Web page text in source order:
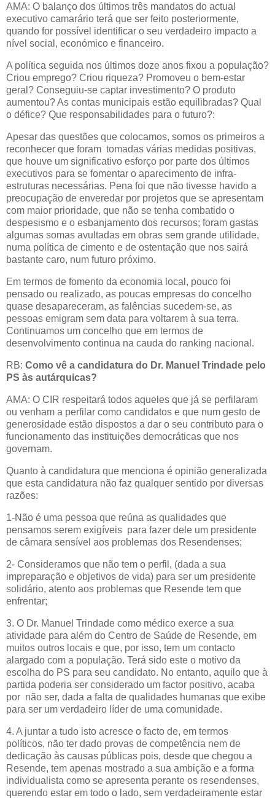
AMA: O balanço dos últimos três mandatos do actual
executivo camarário terá que ser feito posteriormente,
quando for possível identificar o seu verdadeiro impacto a
nível social, económico e financeiro.
A política seguida nos últimos doze anos fixou a população?
Criou emprego? Criou riqueza? Promoveu o bem-estar
geral? Conseguiu-se captar investimento? O produto
aumentou? As contas municipais estão equilibradas? Qual
o défice? Que responsabilidades para o futuro?:
Apesar das questões que colocamos, somos os primeiros a
reconhecer que foram tomadas várias medidas positivas,
que houve um significativo esforço por parte dos últimos
executivos para se fomentar o aparecimento de infra-
estruturas necessárias. Pena foi que não tivesse havido a
preocupação de enveredar por projetos que se apresentam
com maior prioridade, que não se tenha combatido o
despesismo e o esbanjamento dos recursos; foram gastas
algumas somas avultadas em obras sem grande utilidade,
numa política de cimento e de ostentação que nos sairá
bastante caro, num futuro próximo.
Em termos de fomento da economia local, pouco foi
pensado ou realizado, as poucas empresas do concelho
quase desapareceram, as falências sucedem-se, as
pessoas emigram sem data para voltarem à sua terra.
Continuamos um concelho que em termos de
desenvolvimento continua na cauda do ranking nacional.
RB: Como vê a candidatura do Dr. Manuel Trindade pelo
PS às autárquicas?
AMA: O CIR respeitará todos aqueles que já se perfilaram
ou venham a perfilar como candidatos e que num gesto de
generosidade estão dispostos a dar o seu contributo para o
funcionamento das instituições democráticas que nos
governam.
Quanto à candidatura que menciona é opinião generalizada
que esta candidatura não faz qualquer sentido por diversas
razões:
1-Não é uma pessoa que reúna as qualidades que
pensamos serem exigíveis para fazer dele um presidente
de câmara sensível aos problemas dos Resendenses;
2- Consideramos que não tem o perfil, (dada a sua
impreparação e objetivos de vida) para ser um presidente
solidário, atento aos problemas que Resende tem que
enfrentar;
3. O Dr. Manuel Trindade como médico exerce a sua
atividade para além do Centro de Saúde de Resende, em
muitos outros locais e que, por isso, tem um contacto
alargado com a população. Terá sido este o motivo da
escolha do PS para seu candidato. No entanto, aquilo que à
partida poderia ser considerado um factor positivo, acaba
por não ser, dada a falta de qualidades humanas que exibe
para ser um verdadeiro líder de uma comunidade.
4. A juntar a tudo isto acresce o facto de, em termos
políticos, não ter dado provas de competência nem de
dedicação às causas públicas pois, desde que chegou a
Resende, tem apenas mostrado a sua ambição e a forma
individualista como se apresenta perante os resendenses,
querendo estar em todo o lado, sem verdadeiramente estar